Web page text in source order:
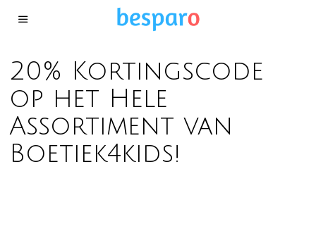
20% Kortingscode
op het Hele
Assortiment van
Boetiek4kids!